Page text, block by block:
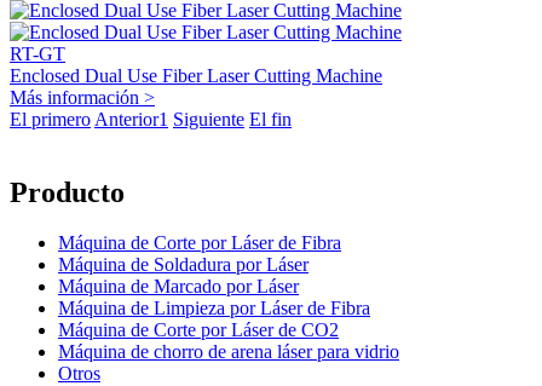
RT-GT
Enclosed Dual Use Fiber Laser Cutting Machine
Más información >
El primero Anterior1 Siguiente El fin
Producto
Máquina de Corte por Láser de Fibra
Máquina de Soldadura por Láser
Máquina de Marcado por Láser
Máquina de Limpieza por Láser de Fibra
Máquina de Corte por Láser de CO2
Máquina de chorro de arena láser para vidrio
Otros